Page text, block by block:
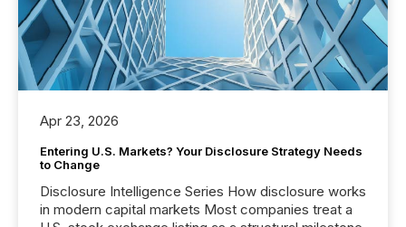
Apr 23, 2026
Entering U.S. Markets? Your Disclosure Strategy Needs
to Change
Disclosure Intelligence Series How disclosure works
in modern capital markets Most companies treat a